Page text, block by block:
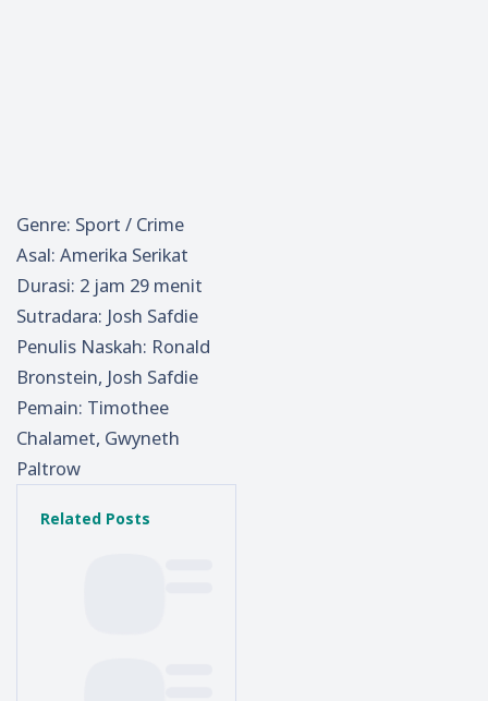
Genre: Sport / Crime
Asal: Amerika Serikat
Durasi: 2 jam 29 menit
Sutradara: Josh Safdie
Penulis Naskah: Ronald
Bronstein, Josh Safdie
Pemain: Timothee
Chalamet, Gwyneth
Paltrow
Related Posts